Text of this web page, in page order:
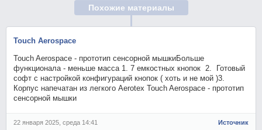
Похожие материалы
Touch Aerospace
Touch Aerospace - прототип сенсорной мышкиБольше
функционала - меньше масса 1. 7 емкостных кнопок 2. Готовый
софт с настройкой конфигураций кнопок ( хоть и не мой )3.
Корпус напечатан из легкого Aerotex Touch Aerospace - прототип
сенсорной мышки
22 января 2025, среда 14:41 Источник